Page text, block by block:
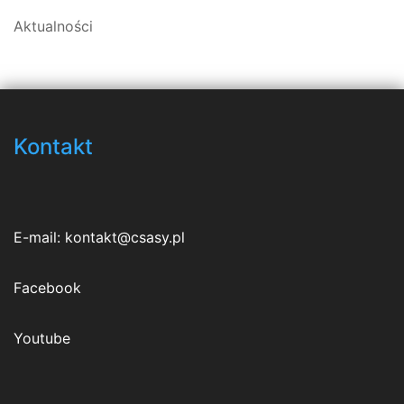
Aktualności
Kontakt
E-mail: kontakt@csasy.pl
Facebook
Youtube